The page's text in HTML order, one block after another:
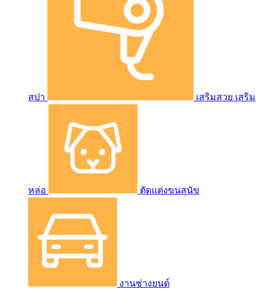
สปา เสริมสวย เสริม
หล่อ ตัดแต่งขนสุนัข
งานช่างยนต์